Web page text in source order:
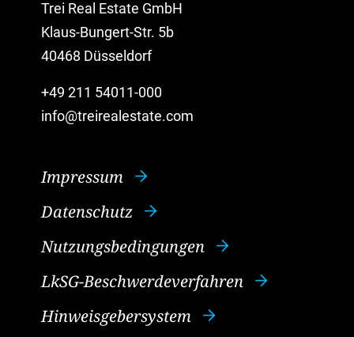
Trei Real Estate GmbH
Klaus-Bungert-Str. 5b
40468 Düsseldorf
+49 211 54011-000
info@treirealestate.com
Impressum
Datenschutz
Nutzungsbedingungen
LkSG-Beschwerdeverfahren
Hinweisgebersystem